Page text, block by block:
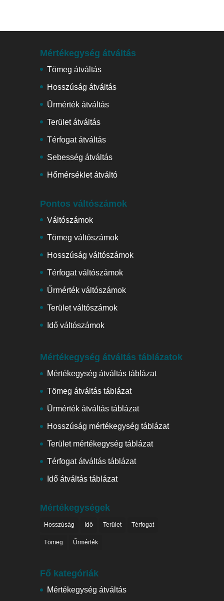
Mértékegység átváltás
Tömeg átváltás
Hosszúság átváltás
Űrmérték átváltás
Terület átváltás
Térfogat átváltás
Sebesség átváltás
Hőmérséklet átváltó
Pontos váltószámok
Váltószámok
Tömeg váltószámok
Hosszúság váltószámok
Térfogat váltószámok
Űrmérték váltószámok
Terület váltószámok
Idő váltószámok
Mértékegység átváltás táblázatok
Mértékegység átváltás táblázat
Tömeg átváltás táblázat
Űrmérték átváltás táblázat
Hosszúság mértékegység táblázat
Terület mértékegység táblázat
Térfogat átváltás táblázat
Idő átváltás táblázat
Mértékegységek
Hosszúság Idő Terület Térfogat
Tömeg Űrmérték
Fő kategóriák
Mértékegység átváltás